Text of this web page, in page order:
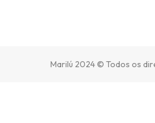
Marilú 2024 © Todos os